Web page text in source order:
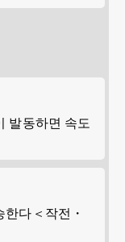
발동하면 속도
다＜작전・